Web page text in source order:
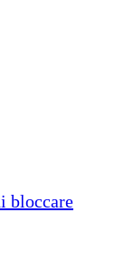
bloccare